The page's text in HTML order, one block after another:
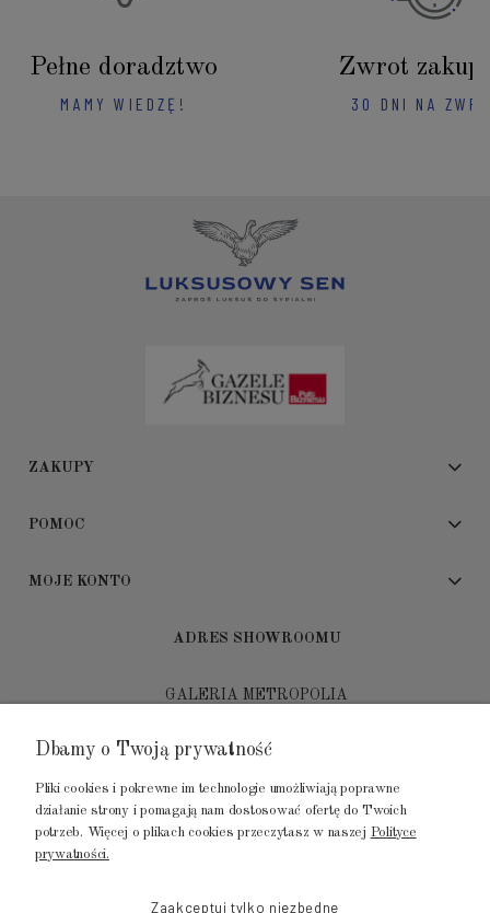
Pełne doradztwo
MAMY WIEDZĘ!
Zwrot
30 DNI NA
ZAKUPY
POMOC
MOJE KONTO
ADRES SHOWROOMU
GALERIA METROPOLIA
80-452 Gdańsk
tel.: 502 104 104
mail: biuro@luksusowysen.pl
Dbamy o Twoją prywatność
Pliki cookies i pokrewne im technologie umożliwiają poprawne
działanie strony i pomagają nam dostosować ofertę do Twoich
potrzeb. Więcej o plikach cookies przeczytasz w naszej Polityce
prywatności.
Zaakceptuj tylko niezbędne